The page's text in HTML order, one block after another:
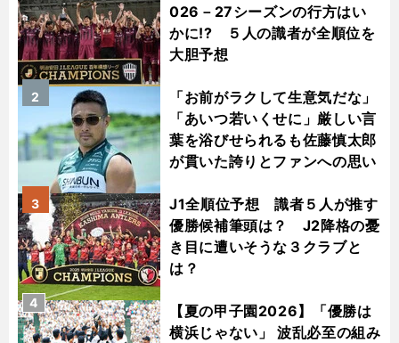
026－27シーズンの行方はい
かに!? ５人の識者が全順位を
大胆予想
「お前がラクして生意気だな」
「あいつ若いくせに」厳しい言
葉を浴びせられるも佐藤慎太郎
が貫いた誇りとファンへの思い
2
J1全順位予想 識者５人が推す
優勝候補筆頭は？ J2降格の憂
き目に遭いそうな３クラブと
は？
3
【夏の甲子園2026】「優勝は
横浜じゃない」 波乱必至の組み
4